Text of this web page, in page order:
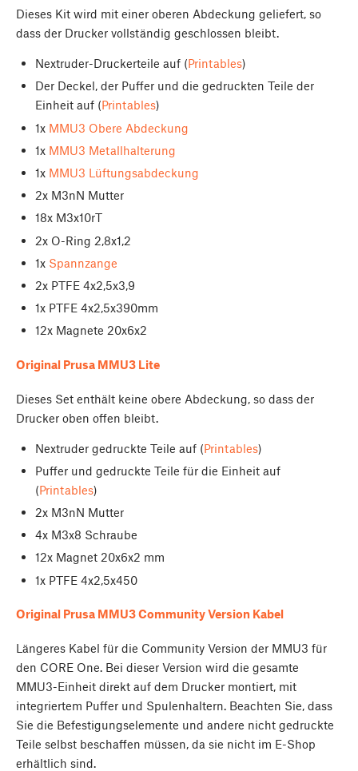
Dieses Kit wird mit einer oberen Abdeckung geliefert, so
dass der Drucker vollständig geschlossen bleibt.
Nextruder-Druckerteile auf (Printables)
Der Deckel, der Puffer und die gedruckten Teile der
Einheit auf (Printables)
1x MMU3 Obere Abdeckung
1x MMU3 Metallhalterung
1x MMU3 Lüftungsabdeckung
2x M3nN Mutter
18x M3x10rT
2x O-Ring 2,8x1,2
1x Spannzange
2x PTFE 4x2,5x3,9
1x PTFE 4x2,5x390mm
12x Magnete 20x6x2
Original Prusa MMU3 Lite
Dieses Set enthält keine obere Abdeckung, so dass der
Drucker oben offen bleibt.
Nextruder gedruckte Teile auf (Printables)
Puffer und gedruckte Teile für die Einheit auf
(Printables)
2x M3nN Mutter
4x M3x8 Schraube
12x Magnet 20x6x2 mm
1x PTFE 4x2,5x450
Original Prusa MMU3 Community Version Kabel
Längeres Kabel für die Community Version der MMU3 für
den CORE One. Bei dieser Version wird die gesamte
MMU3-Einheit direkt auf dem Drucker montiert, mit
integriertem Puffer und Spulenhaltern. Beachten Sie, dass
Sie die Befestigungselemente und andere nicht gedruckte
Teile selbst beschaffen müssen, da sie nicht im E-Shop
erhältlich sind.